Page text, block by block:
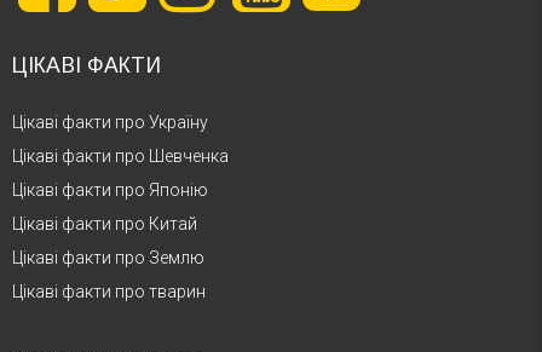
ЦІКАВІ ФАКТИ
Цікаві факти про Україну
Цікаві факти про Шевченка
Цікаві факти про Японію
Цікаві факти про Китай
Цікаві факти про Землю
Цікаві факти про тварин